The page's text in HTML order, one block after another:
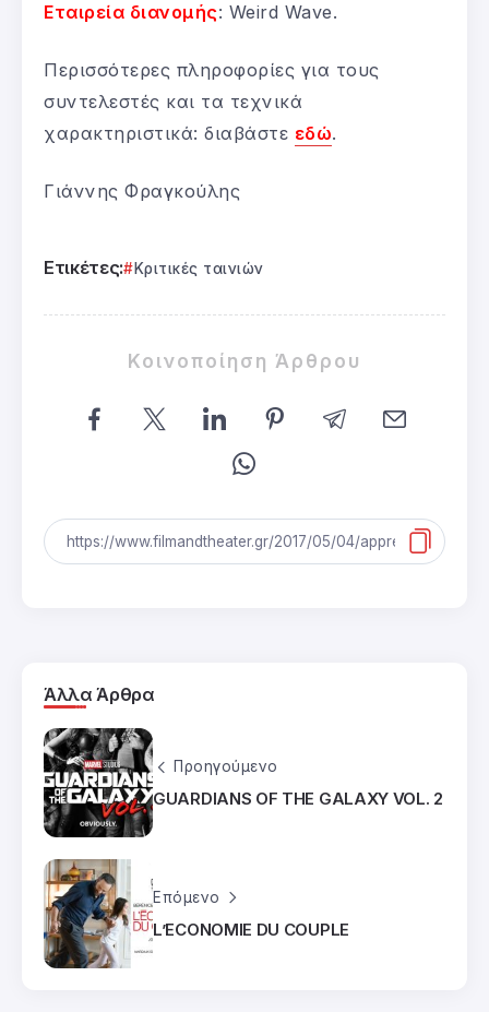
Εταιρεία διανομής: Weird Wave.
Περισσότερες πληροφορίες για τους
συντελεστές και τα τεχνικά
χαρακτηριστικά: διαβάστε εδώ.
Γιάννης Φραγκούλης
Ετικέτες: Κριτικές ταινιών
Κοινοποίηση Άρθρου
Άλλα Άρθρα
Προηγούμενο
GUARDIANS OF THE GALAXY VOL. 2
Επόμενο
L’ECONOMIE DU COUPLE